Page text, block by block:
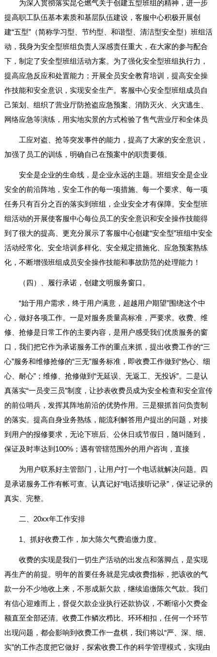
为深入贯彻落实昆仑燃气关于创建五型班组的精神，进一步
提高职工队伍基本素质和基层队伍建设，客服中心积极开展创
建“五型”（简称学习型、节约型、和谐型、清洁型安全型）班组活
动，我身为安全型班组负责人深感责任重大，在大家的参与配合
下，制定了安全型班组活动方案。为了强化安全型班组执行力，
提高应急反应和处置能力；开展全员安全教育培训，提高安全操
作技能和安全意识，实现安全生产。客服中心安全型班组成员自
己策划、组织了营业厅防抢盗应急预案、消防灭火、火灾逃生、
网络应急等演练，用实地实景的方式检验了售气营业厅和全体员
工应对盗、抢等突发事件的能力，提高了大家的安全意识，
加强了员工的训练，明确自己在预案中的职责要领。
安全是企业的生命线，是企业永远的主题。班组安全是企业
安全的前沿阵地，安全工作的每一项措施、每一个要求、每一项
任务只有百分之百的落实到班组，企业安全才有保障。安全型班
组活动的开展使客服中心每位员工的安全意识和安全操作技能得
到了很大的提高、更充分展示了客服中心创建“安全型”班组中安全
活动经常化、安全培训多样化、安全规定措施化、应急预案熟练
化，不断增强班组成员安全操作技能和事故防范的处理能力！
（四）、履行承诺，创建文明服务窗口。
“始于用户需求，终于用户满意，超越用户期望”围绕这个中
心，做好各项工作。一是对服务质量高标准，严要求。收费、维
修、抢修是日常工作的主要内容，是用户感受我们优质服务的窗
口，我们把它作为承诺服务工作的重点来抓，提出收费工作的“三
心”服务和维修抢修的“三无”服务标准，即收费工作做到“热心、细
心、耐心”；维修、抢修做到“无延误、无返工、无投诉”。二是认
真落实“一员变三员”制度，让抄表收费员成为安全检查和安全宣传
的前位哨兵，发挥其阵地前沿的优势作用。三是狠抓首问负责制
的落实。提高自身业务熟练，能流利解答用户提出的问题，对接
到用户的报修要求，无论下班后、公休日或节假日，随叫随到，
保证及时率达到100%；遇有管辖范围外的用户咨询，直接
为用户联系好主管部门，让用户打一个电话就解决问题。四
是承诺服务工作有帐可查。认真记好“电话接听记录”，保证记录的
真实、完整。
二、20xx年工作安排
1、抓好收费工作，加大陈欠气费追缴力度。
收费的实现是我们一切生产活动的出发点和落脚点，是实现
再生产的前提。明年的首要任务就是完成收费指标，把该收的气
款一分不少地收上来，不形成新欠款，继续追缴陈欠气款。我们
有信心迎难而上，督促欠款企业执行还款协议，不断缩小欠费金
额直至全部还清。收费工作鳞次栉比、环环相扣，任何一个环节
出现问题，都会影响到收费工作一盘棋，我们将以“严、深、细、
实”的工作态度把它做好，探索收费工作的科学管理模式，实现由